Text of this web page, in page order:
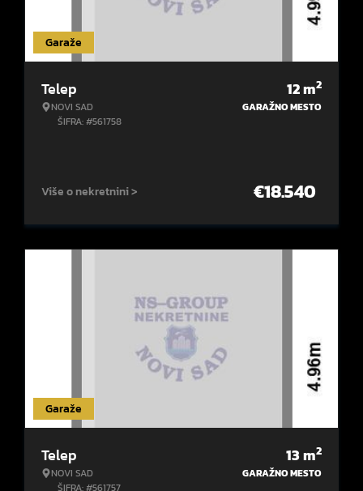
Garaže
Telep
NOVI SAD
ŠIFRA: #561758
12m2
GARAŽNO MESTO
Više o nekretnini > €18.540
Garaže
Telep
NOVI SAD
ŠIFRA: #561757
13m2
GARAŽNO MESTO